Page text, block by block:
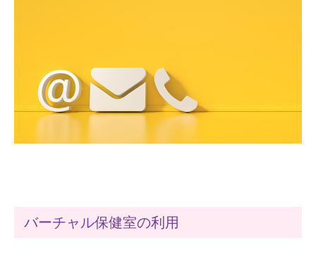
バーチャル保健室の利用